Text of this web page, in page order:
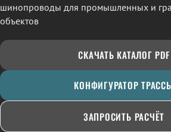
шинопроводы для промышленных и
объектов
СКАЧАТЬ КАТАЛОГ PDF
КОНФИГУРАТОР
ЗАПРОСИТЬ РАСЧЁТ